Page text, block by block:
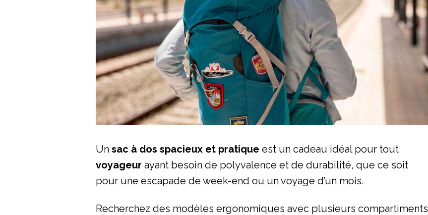
Unsac à dos spacieux et pratique est un cadeau idéal pour tout
voyageur ayant besoin de polyvalence et de durabilité, que ce soit
pour une escapade de week-end ou un voyage d’un mois.
Recherchez des modèles ergonomiques avec plusieurs compartiments